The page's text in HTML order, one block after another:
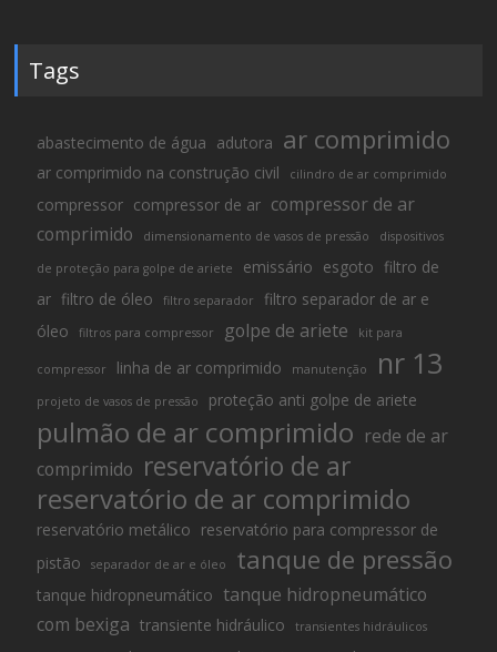
Tags
abastecimento de água adutora ar comprimido
ar comprimido na construção civil cilindro de ar comprimido
compressor compressor de ar compressor de ar
comprimido
dimensionamento de vasos de pressão dispositivos
de proteção para golpe de ariete emissário esgoto filtro de
ar filtro de óleo filtro separador
filtro separador de ar e
óleo
filtros para compressor golpe de ariete kit para
compressor linha de ar comprimido manutenção nr 13
projeto de vasos de pressão proteção anti golpe de ariete
pulmão de ar comprimido rede de ar
comprimido reservatório de ar
reservatório de ar comprimido
reservatório metálico reservatório para compressor de
pistão
separador de ar e óleo tanque de pressão
tanque hidropneumático tanque hidropneumático
com bexiga transiente hidráulico transientes hidráulicos